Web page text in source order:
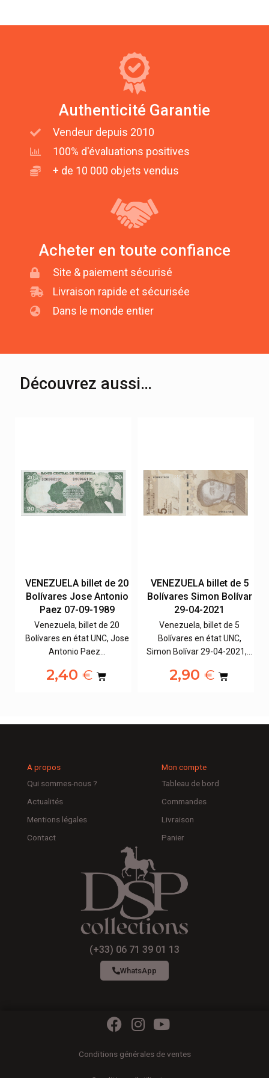
Authenticité Garantie
Vendeur depuis 2010
100% d'évaluations positives
+ de 10 000 objets vendus
Acheter en toute confiance
Site & paiement sécurisé
Livraison rapide et sécurisée
Dans le monde entier
Découvrez aussi…
VENEZUELA billet de 20
Bolívares Jose Antonio
Paez 07-09-1989
Venezuela, billet de 20
Bolívares en état UNC, Jose
Antonio Paez…
2,40 €
VENEZUELA billet de 5
Bolívares Simon Bolívar
29-04-2021
Venezuela, billet de 5
Bolívares en état UNC,
Simon Bolívar 29-04-2021,…
2,90 €
A propos
Qui sommes-nous ?
Actualités
Mentions légales
Contact
Mon compte
Tableau de bord
Commandes
Livraison
Panier
(+33) 06 71 39 01 13
WhatsApp
F
c
I
s
Y
u
Conditions générales de ventes